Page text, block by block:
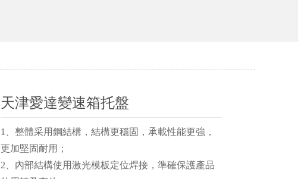
天津愛達變速箱托盤
1、整體采用鋼結構，結構更穩固，承載性能更強，
更加堅固耐用；
2、內部結構使用激光模板定位焊接，準確保護產品